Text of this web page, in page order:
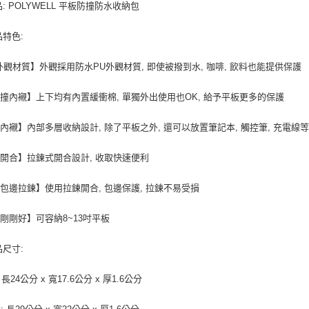
POLYWELL 平板防撞防水收納包
色:
觀材質】外觀採用防水PU外觀材質, 即使被撥到水, 咖啡, 飲料也能提供保護
內襯】上下均有內置緩衝棉, 單獨外出使用也OK, 給予平板更多的保護
襯】內部多層收納設計, 除了平板之外, 還可以放置筆記本, 觸控筆, 充電線
合】拉鍊式開合設計, 收取快速便利
邊拉鍊】使用拉鍊開合, 包邊保護, 拉鍊不易受損
剛好】可容納8~13吋平板
寸:
24公分 x 寬17.6公分 x 厚1.6公分